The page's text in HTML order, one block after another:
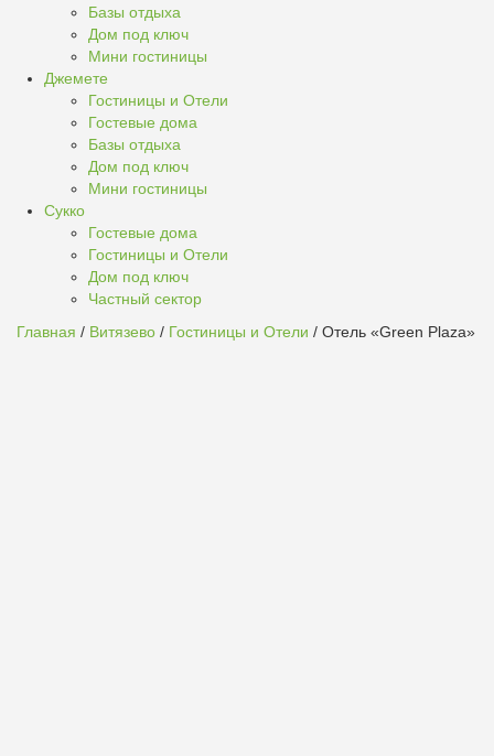
Базы отдыха
Дом под ключ
Мини гостиницы
Джемете
Гостиницы и Отели
Гостевые дома
Базы отдыха
Дом под ключ
Мини гостиницы
Сукко
Гостевые дома
Гостиницы и Отели
Дом под ключ
Частный сектор
Главная / Витязево / Гостиницы и Отели / Отель «Green Plaza»